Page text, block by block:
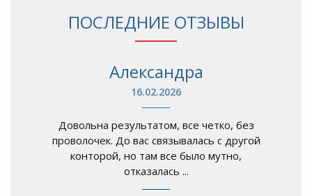
ПОСЛЕДНИЕ ОТЗЫВЫ
Александра
16.02.2026
Довольна результатом, все четко, без
проволочек. До вас связывалась с другой
конторой, но там все было мутно,
отказалась ...